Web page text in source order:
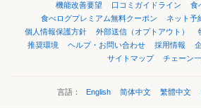
機能改善要望
口コミガイドライン
食
食べログプレミアム無料クーポン
ネット予
個人情報保護方針
外部送信（オプトアウト）
推奨環境
ヘルプ・お問い合わせ 採用情報
サイトマップ
チェーン
言語： English 简体中文 繁體中文